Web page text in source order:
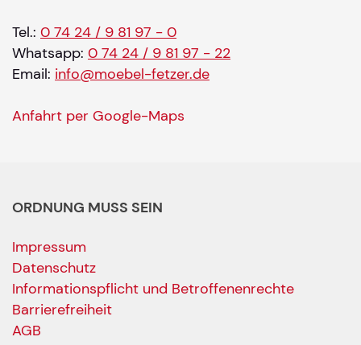
Tel.: 0 74 24 / 9 81 97 - 0
Whatsapp: 0 74 24 / 9 81 97 - 22
Email: info@moebel-fetzer.de
Anfahrt per Google-Maps
ORDNUNG MUSS SEIN
Impressum
Datenschutz
Informationspflicht und Betroffenenrechte
Barrierefreiheit
AGB